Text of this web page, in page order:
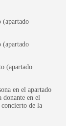
(apartado
(apartado
(apartado
en el apartado
donante en el
de la